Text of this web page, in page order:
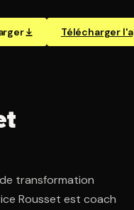
Télécharger
transformation
Rousset est coach